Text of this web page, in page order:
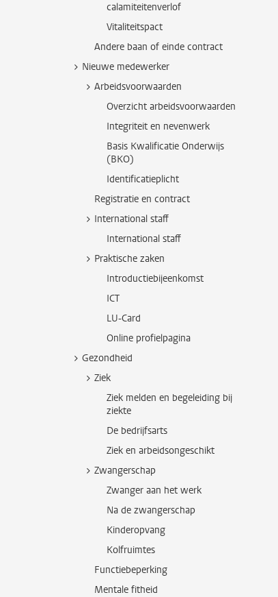
calamiteitenverlof
Vitaliteitspact
Andere baan of einde contract
Nieuwe medewerker
Arbeidsvoorwaarden
Overzicht arbeidsvoorwaarden
Integriteit en nevenwerk
Basis Kwalificatie Onderwijs
(BKO)
Identificatieplicht
Registratie en contract
International staff
International staff
Praktische zaken
Introductiebijeenkomst
ICT
LU-Card
Online profielpagina
Gezondheid
Ziek
Ziek melden en begeleiding bij
ziekte
De bedrijfsarts
Ziek en arbeidsongeschikt
Zwangerschap
Zwanger aan het werk
Na de zwangerschap
Kinderopvang
Kolfruimtes
Functiebeperking
Mentale fitheid